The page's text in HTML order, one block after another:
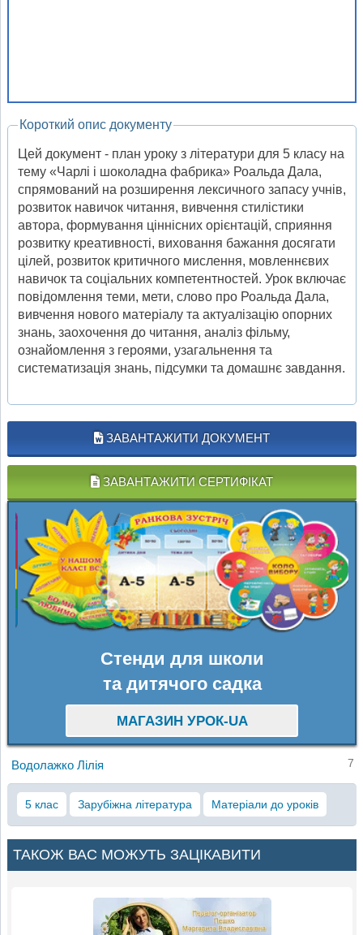
Короткий опис документу
Цей документ - план уроку з літератури для 5 класу на
тему «Чарлі і шоколадна фабрика» Роальда Дала,
спрямований на розширення лексичного запасу учнів,
розвиток навичок читання, вивчення стилістики
автора, формування ціннісних орієнтацій, сприяння
розвитку креативності, виховання бажання досягати
цілей, розвиток критичного мислення, мовленнєвих
навичок та соціальних компетентностей. Урок включає
повідомлення теми, мети, слово про Роальда Дала,
вивчення нового матеріалу та актуалізацію опорних
знань, заохочення до читання, аналіз фільму,
ознайомлення з героями, узагальнення та
систематизація знань, підсумки та домашнє завдання.
ЗАВАНТАЖИТИ ДОКУМЕНТ
ЗАВАНТАЖИТИ СЕРТИФІКАТ
Стенди для школи
та дитячого садка
МАГАЗИН УРОК-UA
Водолажко Лілія 7
5 клас Зарубіжна література Матеріали до уроків
ТАКОЖ ВАС МОЖУТЬ ЗАЦІКАВИТИ